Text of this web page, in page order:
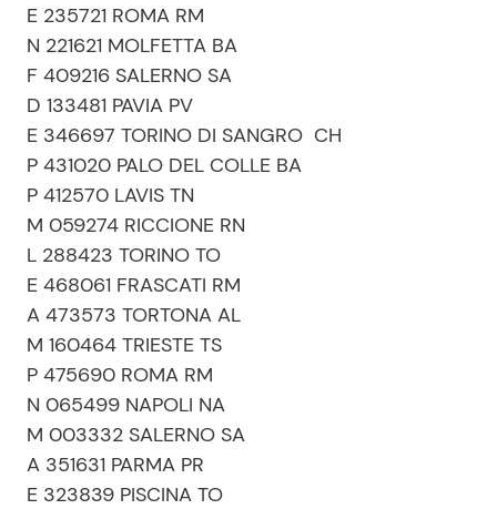
E 235721 ROMA RM
N 221621 MOLFETTA BA
F 409216 SALERNO SA
D 133481 PAVIA PV
E 346697 TORINO DI SANGRO CH
P 431020 PALO DEL COLLE BA
P 412570 LAVIS TN
M 059274 RICCIONE RN
L 288423 TORINO TO
E 468061 FRASCATI RM
A 473573 TORTONA AL
M 160464 TRIESTE TS
P 475690 ROMA RM
N 065499 NAPOLI NA
M 003332 SALERNO SA
A 351631 PARMA PR
E 323839 PISCINA TO